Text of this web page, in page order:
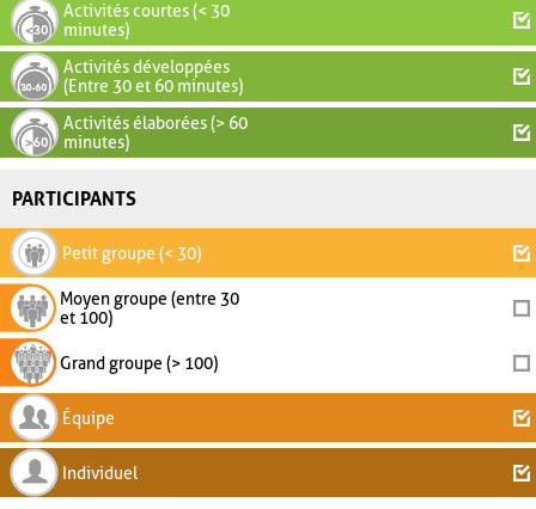
Activités courtes (< 30
minutes)
Activités développées
(Entre 30 et 60 minutes)
Activités élaborées (> 60
minutes)
PARTICIPANTS
Petit groupe (< 30)
Moyen groupe (entre 30
et 100)
Grand groupe (> 100)
Équipe
Individuel